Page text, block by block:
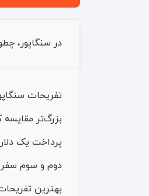
در سنگاپور،
تفریحات
بزرگ‌تر
پرداخت یک
دوم و سوم
بهترین